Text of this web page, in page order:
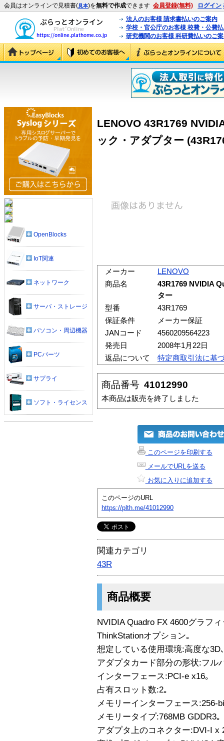
会員はオンラインで見積書(見本)を無料で作成できます 会員登録(無料) ログイン
法人のお客様 請求書払いのご案内
学校・官公庁のお客様 校費・公費
研究機関のお客様 科研費払いのご
LENOVO 43R1769
ック・アダプター
メーカー
LENOVO
商品名
43R1769 NVIDIA
ター
型番
43R1769
保証条件
メーカー保証
JANコード
4560209564223
発売日
2008年1月22日
返品について
特定商取引法に基
商品番号 41012990
本商品は販売を終了しました
このページを印刷する
メールでURLを送る
お気に入りに追加する
このページのURL
https://plth.me/41012990
関連カテゴリ
43R
商品概要
NVIDIA Quadro FX 4600グラフ
ThinkStationオプション｡
想定している使用環境:高度な3D
アダプタカード部分の形状:フル
インターフェース:PCI-e x16｡
占有スロット数:2｡
メモリーインターフェース:256-
メモリータイプ:768MB GDDR3｡
アダプタ上のコネクター:DVI-I x
OpenBlocks
IoT関連
ネットワーク
サーバ・ストレージ
パソコン・周辺機器
PCパーツ
サプライ
ソフト・ライセンス